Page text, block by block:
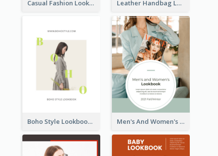
Casual Fashion Lookbook Leather Handbag Lookbook
Boho Style Lookbook Men's And Women's Lookbook